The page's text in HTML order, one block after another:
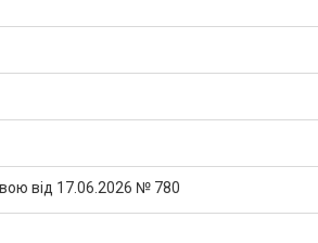
від 17.06.2026 № 780